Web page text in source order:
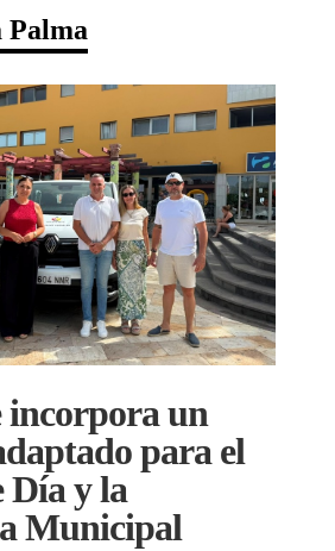
Palma
incorpora un
para el
Día y la
Municipal